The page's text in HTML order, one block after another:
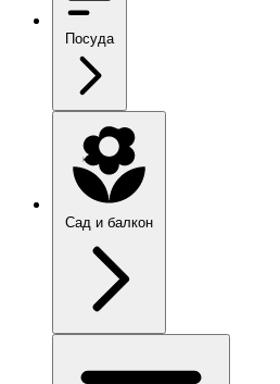
Посуда
Сад и балкон